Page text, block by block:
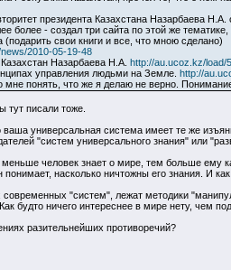
президента Казахстана Назарбаева
более - создал три сайта по этой же
свои книги и все, что мною сделано)
2010-05-19-48
Назарбаева Н.А. http://au.ucoz.kz/load/
управления людьми на Земле. http://
понять, что же я делаю не верно.
тут писали тоже.
универсальная система имеет те же
"систем универсального знания" или
человек знает о мире, тем больше ему
насколько ничтожны его знания. И как
"систем", лежат методики
будто ничего интереснее в мире нету, чем
разительнейших противоречий?